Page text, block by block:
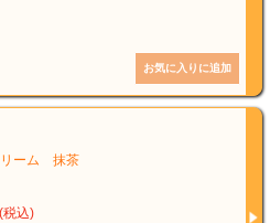
リーム 抹茶
税込)